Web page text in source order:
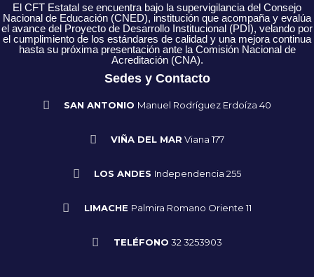
El CFT Estatal se encuentra bajo la supervigilancia del Consejo
Nacional de Educación (CNED), institución que acompaña y evalúa
el avance del Proyecto de Desarrollo Institucional (PDI), velando por
el cumplimiento de los estándares de calidad y una mejora continua
hasta su próxima presentación ante la Comisión Nacional de
Acreditación (CNA).
Sedes y Contacto
SAN ANTONIO Manuel Rodríguez Erdoíza 40
VIÑA DEL MAR Viana 177
LOS ANDES Independencia 255
LIMACHE Palmira Romano Oriente 11
TELÉFONO 32 3253903